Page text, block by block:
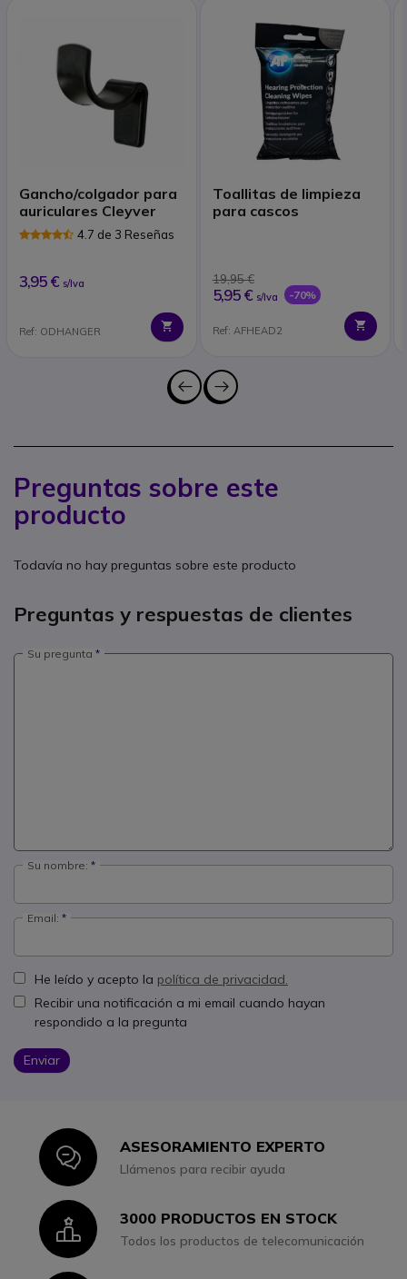
Gancho/colgador para
auriculares Cleyver
4.7 de 3 Reseñas
3,95 € s/Iva
Ref: ODHANGER
Toallitas de limpieza
para cascos
19,95 €
5,95 € s/Iva -70%
Ref: AFHEAD2
Preguntas sobre este
producto
Todavía no hay preguntas sobre este producto
Preguntas y respuestas de clientes
Su pregunta
Su nombre:
Email:
He leído y acepto la política de privacidad.
Recibir una notificación a mi email cuando hayan
respondido a la pregunta
Enviar
IconASESORAMIENTO EXPERTO
Llámenos para recibir ayuda
Icon3000 PRODUCTOS EN STOCK
Todos los productos de telecomunicación